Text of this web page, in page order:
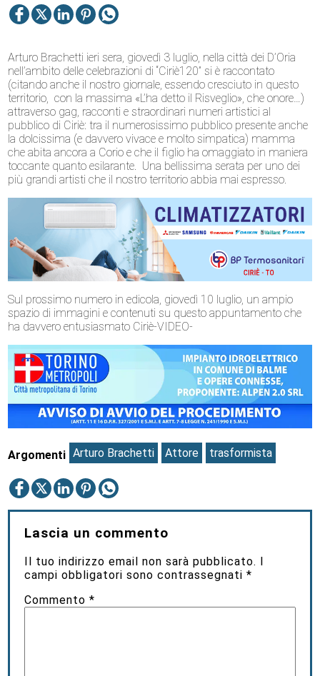
Arturo Brachetti ieri sera, giovedì 3 luglio, nella città dei D’Oria
nell’ambito delle celebrazioni di “Ciriè120” si è raccontato
(citando anche il nostro giornale, essendo cresciuto in questo
territorio, con la massima «L’ha detto il Risveglio», che onore…)
attraverso gag, racconti e straordinari numeri artistici al
pubblico di Ciriè: tra il numerosissimo pubblico presente anche
la dolcissima (e davvero vivace e molto simpatica) mamma
che abita ancora a Corio e che il figlio ha omaggiato in maniera
toccante quanto esilarante. Una bellissima serata per uno dei
più grandi artisti che il nostro territorio abbia mai espresso.
Sul prossimo numero in edicola, giovedì 10 luglio, un ampio
spazio di immagini e contenuti su questo appuntamento che
ha davvero entusiasmato Ciriè-VIDEO-
Argomenti Arturo Brachetti Attore trasformista
Lascia un commento
Il tuo indirizzo email non sarà pubblicato. I
campi obbligatori sono contrassegnati*
Commento*